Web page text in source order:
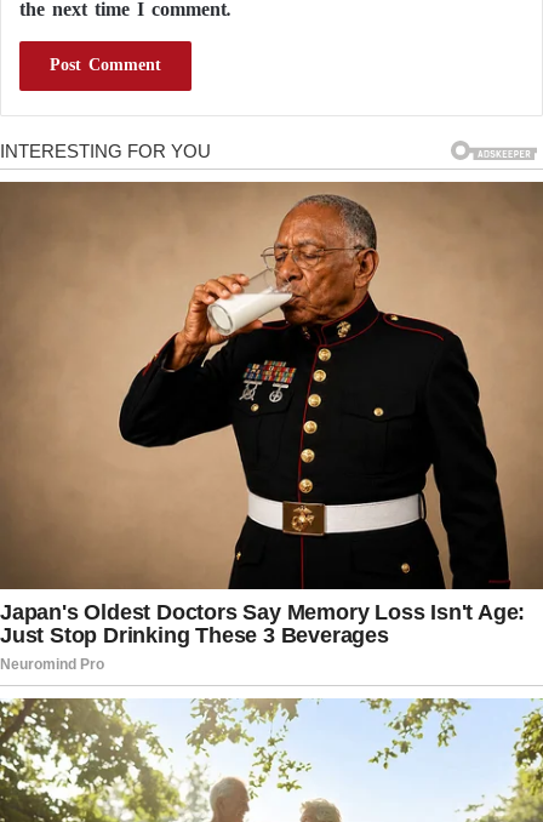
the next time I comment.